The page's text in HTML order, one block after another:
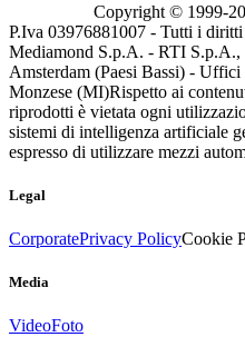
Copyright © 1999-
P.Iva 03976881007 - Tutti i
Mediamond S.p.A. - RTI S.p.A.,
Amsterdam (Paesi Bassi) -
Monzese (MI)Rispetto ai
riprodotti è vietata ogni
sistemi di intelligenza artificiale
espresso di utilizzare mezzi
Legal
CorporatePrivacy PolicyCookie
Media
VideoFoto